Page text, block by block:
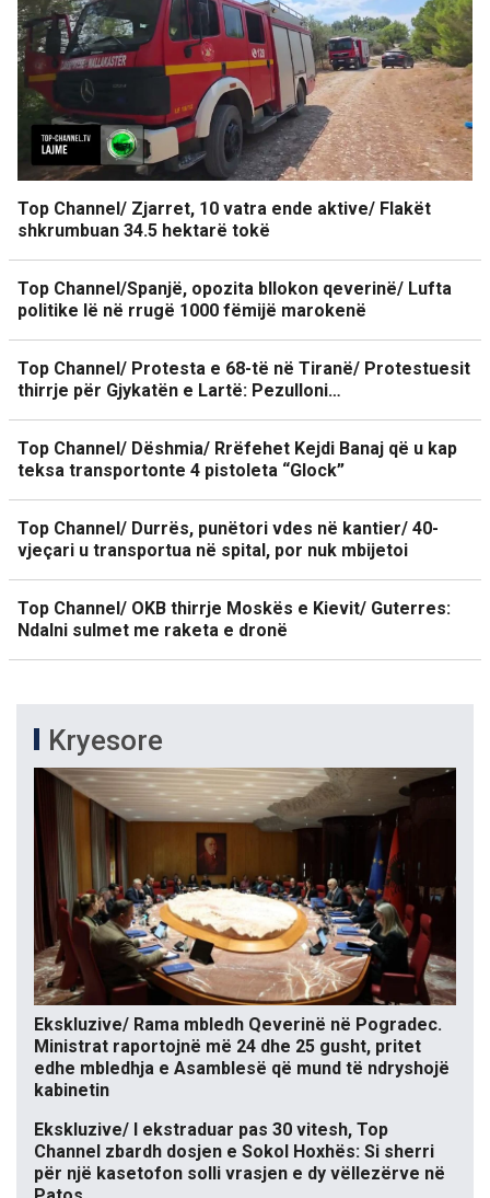
Top Channel/ Zjarret, 10 vatra ende aktive/ Flakët
shkrumbuan 34.5 hektarë tokë
Top Channel/Spanjë, opozita bllokon qeverinë/ Lufta
politike lë në rrugë 1000 fëmijë marokenë
Top Channel/ Protesta e 68-të në Tiranë/ Protestuesit
thirrje për Gjykatën e Lartë: Pezulloni…
Top Channel/ Dëshmia/ Rrëfehet Kejdi Banaj që u kap
teksa transportonte 4 pistoleta “Glock”
Top Channel/ Durrës, punëtori vdes në kantier/ 40-
vjeçari u transportua në spital, por nuk mbijetoi
Top Channel/ OKB thirrje Moskës e Kievit/ Guterres:
Ndalni sulmet me raketa e dronë
Kryesore
Ekskluzive/ Rama mbledh Qeverinë në Pogradec.
Ministrat raportojnë më 24 dhe 25 gusht, pritet
edhe mbledhja e Asamblesë që mund të ndryshojë
kabinetin
Ekskluzive/ I ekstraduar pas 30 vitesh, Top
Channel zbardh dosjen e Sokol Hoxhës: Si sherri
për një kasetofon solli vrasjen e dy vëllezërve në